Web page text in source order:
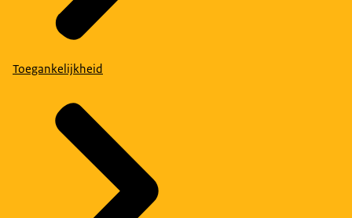
Toegankelijkheid